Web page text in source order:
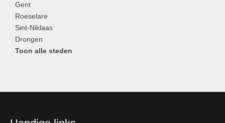
Gent
Roeselare
Sint-Niklaas
Drongen
Toon alle steden